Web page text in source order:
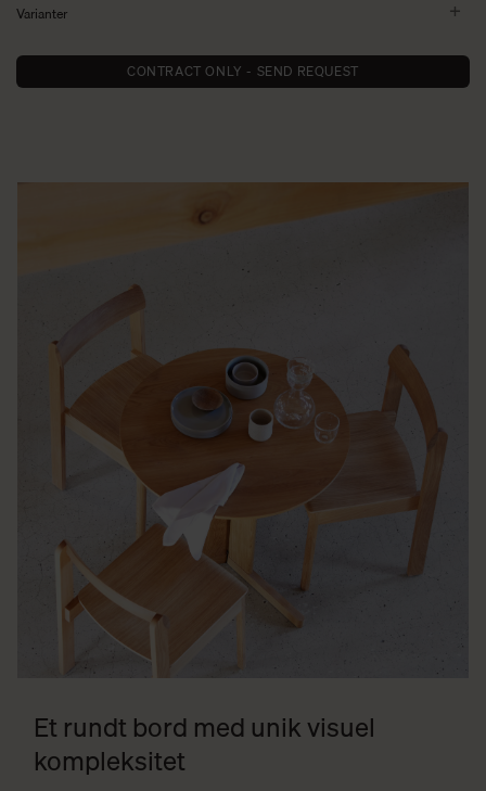
Varianter
CONTRACT ONLY - SEND REQUEST
Et rundt bord med unik visuel
kompleksitet